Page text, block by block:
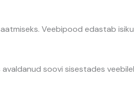
Veebipood edastab
soovi sisestades